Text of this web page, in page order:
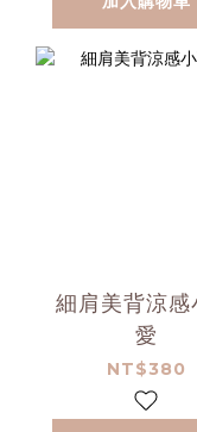
細肩美背涼感
愛
NT$380